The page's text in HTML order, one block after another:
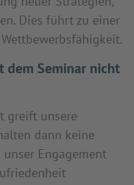
Dies führt zu einer
dem Seminar nicht
greift unsere
dann keine
unser Engagement